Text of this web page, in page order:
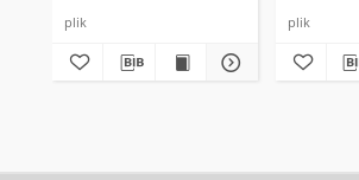
plik plik